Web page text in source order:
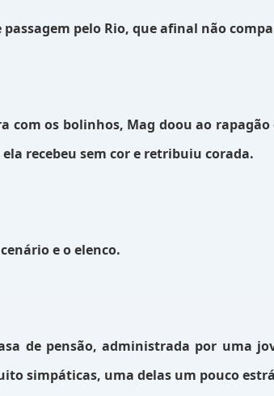
pelo Rio, que afinal não
com os bolinhos, Mag doou ao
recebeu sem cor e retribuiu corada.
e o elenco.
de pensão, administrada por uma
simpáticas, uma delas um pouco